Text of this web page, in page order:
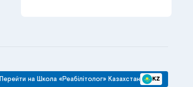
Перейти на Школа «Реабілітолог» Казахстан KZ